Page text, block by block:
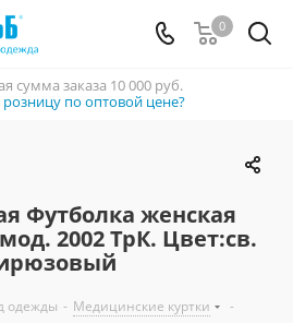
0
сумма заказа 10 000 руб.
розницу по оптовой цене?
Футболка женская
2002 ТрК. Цвет:св.
одежды - Медицинские куртки
-